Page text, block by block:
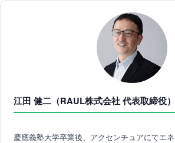
江田 健二（RAUL株式会社 代表取締役）
慶應義塾大学卒業後、アクセンチュアにてエ